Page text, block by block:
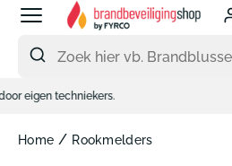
Meteen
naar
content
Home / Rookmelders